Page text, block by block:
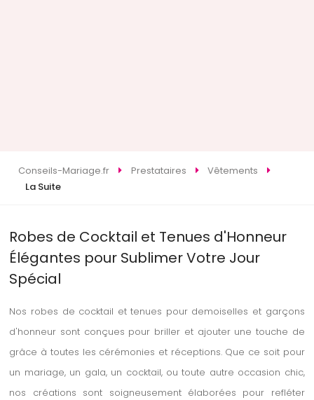
Conseils-Mariage.fr Prestataires
Vêtements
La Suite
Robes de Cocktail et Tenues d'Honneur
Élégantes pour Sublimer Votre Jour
Spécial
Nos robes de cocktail et tenues pour demoiselles et garçons
d'honneur sont conçues pour briller et ajouter une touche de
grâce à toutes les cérémonies et réceptions. Que ce soit pour
un mariage, un gala, un cocktail, ou toute autre occasion chic,
nos créations sont soigneusement élaborées pour refléter